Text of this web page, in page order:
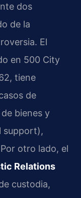
dos
de la
El
en 500 City
tiene
de
bienes y
support),
otro lado, el
Relations
custodia,